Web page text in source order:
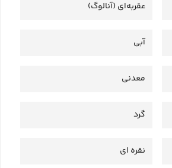
عقربه‌ای (آنالوگ)
آبی
معدنی
گرد
نقره ای